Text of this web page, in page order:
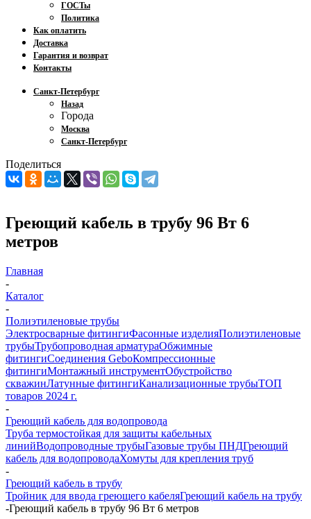
ГОСТы
Политика
Как оплатить
Доставка
Гарантия и возврат
Контакты
Санкт-Петербург
Назад
Города
Москва
Санкт-Петербург
Поделиться
Греющий кабель в трубу 96 Вт 6
метров
Главная
-
Каталог
-
Полиэтиленовые трубы
Электросварные фитингиФасонные изделияПолиэтиленовые
трубыТрубопроводная арматураОбжимные
фитингиСоединения GeboКомпрессионные
фитингиМонтажный инструментОбустройство
скважинЛатунные фитингиКанализационные трубыТОП
товаров 2024 г.
-
Греющий кабель для водопровода
Труба термостойкая для защиты кабельных
линийВодопроводные трубыГазовые трубы ПНДГреющий
кабель для водопроводаХомуты для крепления труб
-
Греющий кабель в трубу
Тройник для ввода греющего кабеляГреющий кабель на трубу
-Греющий кабель в трубу 96 Вт 6 метров